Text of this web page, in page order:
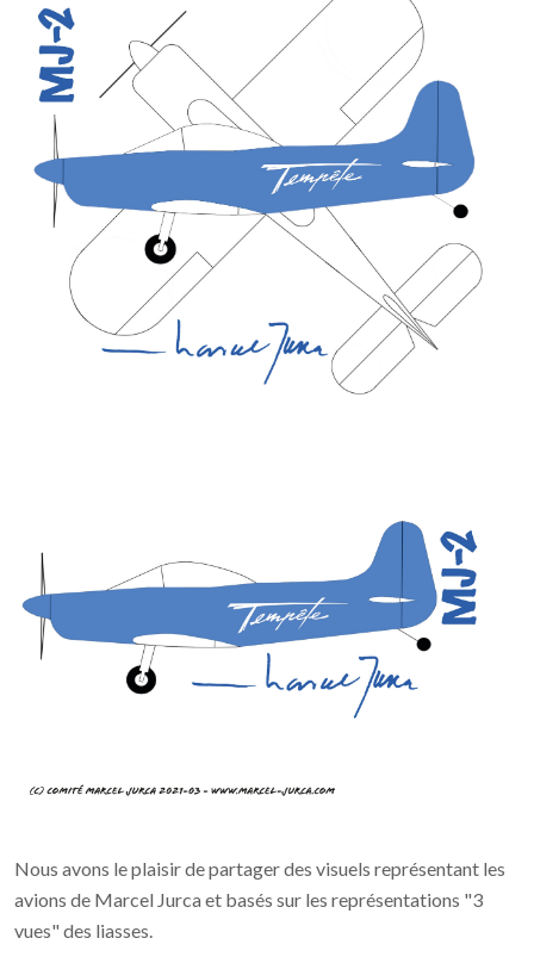
Nous avons le plaisir de partager des visuels représentant les
avions de Marcel Jurca et basés sur les représentations "3
vues" des liasses.